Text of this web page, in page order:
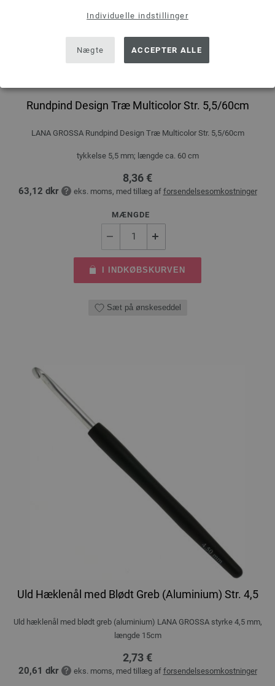
Individuelle indstillinger
Nægte ACCEPTER ALLE
Rundpind Design Træ Multicolor Str. 5,5/60cm
LANA GROSSA Rundpind Design Træ Multicolor Str. 5,5/60cm
tykkelse 5,5 mm; længde ca. 60 cm
8,36 €
63,12 dkr eks. moms, med tillæg af forsendelsesomkostninger
MÆNGDE
I INDKØBSKURVEN
Sæt på ønskeseddel
Uld Hæklenål med Blødt Greb (Aluminium) Str. 4,5
Uld hæklenål med blødt greb (aluminium) LANA GROSSA styrke 4,5 mm,
længde 15cm
2,73 €
20,61 dkr eks. moms, med tillæg af forsendelsesomkostninger